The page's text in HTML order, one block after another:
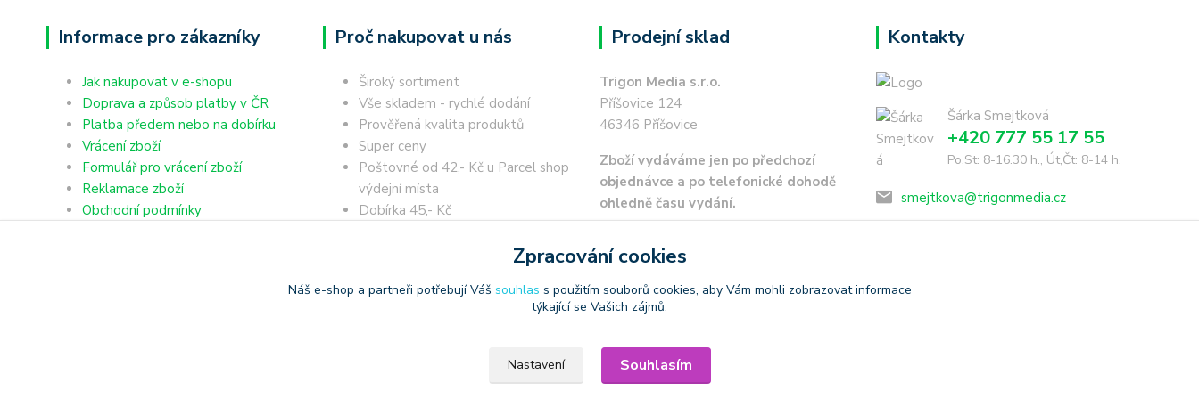
Informace pro zákazníky
Jak nakupovat v e-shopu
Doprava a způsob platby v ČR
Platba předem nebo na dobírku
Vrácení zboží
Formulář pro vrácení zboží
Reklamace zboží
Obchodní podmínky
Proč nakupovat u nás
Široký sortiment
Vše skladem - rychlé dodání
Prověřená kvalita produktů
Super ceny
Poštovné od 42,- Kč u Parcel shop
výdejní místa
Dobírka 45,- Kč
Prodejní sklad
Trigon Media s.r.o.
Příšovice 124
46346 Příšovice
Zboží vydáváme jen po předchozí
objednávce a po telefonické dohodě
ohledně času vydání.
Kontakty
Šárka Smejtková
+420 777 55 17 55
Po,St: 8-16.30 h., Út,Čt: 8-14 h.
smejtkova@trigonmedia.cz
Copyright © 2006-2025 TrigonShop.cz - bez souhlasu nelze používat produktové obrázky
Zpracování cookies
Náš e-shop a partneři potřebují Váš souhlas s použitím souborů cookies, aby Vám mohli zobrazovat informace
týkající se Vašich zájmů.
Nastavení Souhlasím